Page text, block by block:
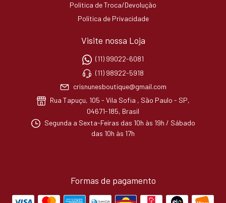
Política de Troca/Devolução
Política de Privacidade
Visite nossa Loja
(11) 99022-6081
(11) 98922-5918
crisnunesboutique@gmail.com
Rua Tapuçu, 105 - Vila Sofia , São Paulo - SP,
04671-185, Brasil
Segunda a Sexta-Feiras das 10h às 19h / Sábado
das 10h às 17h
Formas de pagamento